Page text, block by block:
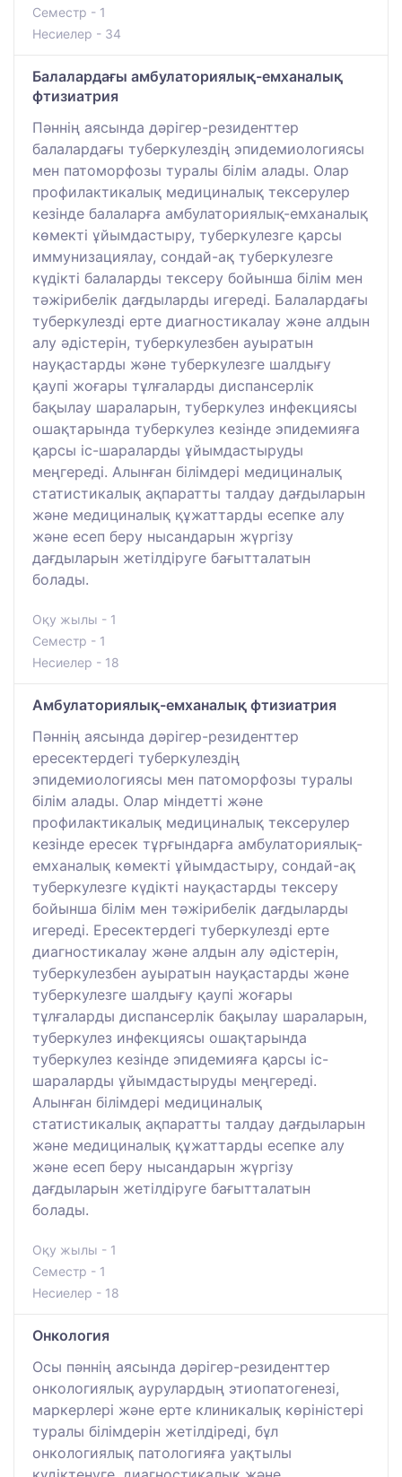
Семестр - 1
Несиелер - 34
Балалардағы амбулаториялық-емханалық
фтизиатрия
Пәннің аясында дәрігер-резиденттер
балалардағы туберкулездің эпидемиологиясы
мен патоморфозы туралы білім алады. Олар
профилактикалық медициналық тексерулер
кезінде балаларға амбулаториялық-емханалық
көмекті ұйымдастыру, туберкулезге қарсы
иммунизациялау, сондай-ақ туберкулезге
күдікті балаларды тексеру бойынша білім мен
тәжірибелік дағдыларды игереді. Балалардағы
туберкулезді ерте диагностикалау және алдын
алу әдістерін, туберкулезбен ауыратын
науқастарды және туберкулезге шалдығу
қаупі жоғары тұлғаларды диспансерлік
бақылау шараларын, туберкулез инфекциясы
ошақтарында туберкулез кезінде эпидемияға
қарсы іс-шараларды ұйымдастыруды
меңгереді. Алынған білімдері медициналық
статистикалық ақпаратты талдау дағдыларын
және медициналық құжаттарды есепке алу
және есеп беру нысандарын жүргізу
дағдыларын жетілдіруге бағытталатын
болады.
Оқу жылы - 1
Семестр - 1
Несиелер - 18
Амбулаториялық-емханалық фтизиатрия
Пәннің аясында дәрігер-резиденттер
ересектердегі туберкулездің
эпидемиологиясы мен патоморфозы туралы
білім алады. Олар міндетті және
профилактикалық медициналық тексерулер
кезінде ересек тұрғындарға амбулаториялық-
емханалық көмекті ұйымдастыру, сондай-ақ
туберкулезге күдікті науқастарды тексеру
бойынша білім мен тәжірибелік дағдыларды
игереді. Ересектердегі туберкулезді ерте
диагностикалау және алдын алу әдістерін,
туберкулезбен ауыратын науқастарды және
туберкулезге шалдығу қаупі жоғары
тұлғаларды диспансерлік бақылау шараларын,
туберкулез инфекциясы ошақтарында
туберкулез кезінде эпидемияға қарсы іс-
шараларды ұйымдастыруды меңгереді.
Алынған білімдері медициналық
статистикалық ақпаратты талдау дағдыларын
және медициналық құжаттарды есепке алу
және есеп беру нысандарын жүргізу
дағдыларын жетілдіруге бағытталатын
болады.
Оқу жылы - 1
Семестр - 1
Несиелер - 18
Онкология
Осы пәннің аясында дәрігер-резиденттер
онкологиялық аурулардың этиопатогенезі,
маркерлері және ерте клиникалық көріністері
туралы білімдерін жетілдіреді, бұл
онкологиялық патологияға уақтылы